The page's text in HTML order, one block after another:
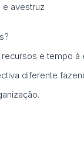
e avestruz
e tempo à
diferente